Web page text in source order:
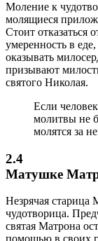
Моление к
молящиеся
Стоит отказаться
умеренность в
оказывать
призывают
святого Николая.
Если
молитвы не
молятся за
2.4
Матушке
Незрячая старица
чудотворица.
святая Матрона